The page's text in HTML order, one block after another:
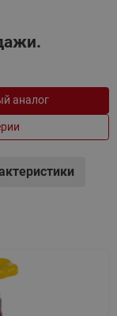
аналог